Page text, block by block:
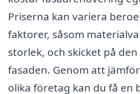
Priserna kan variera
faktorer, såsom
storlek, och skicket på
fasaden. Genom att
olika företag kan du få en